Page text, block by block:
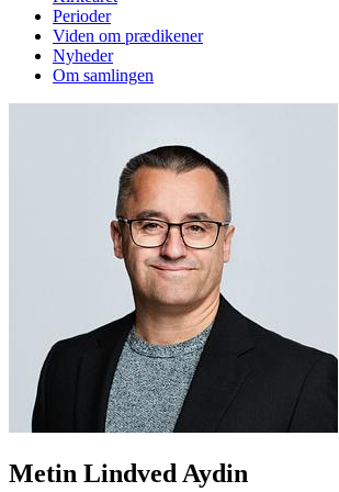
Perioder
Viden om prædikener
Nyheder
Om samlingen
Metin Lindved Aydin